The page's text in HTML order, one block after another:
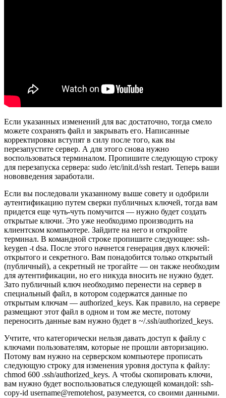
Если указанных изменений для вас достаточно, тогда смело
можете сохранять файл и закрывать его. Написанные
корректировки вступят в силу после того, как вы
перезапустите сервер. А для этого снова нужно
воспользоваться терминалом. Пропишите следующую строку
для перезапуска сервера: sudo /etc/init.d/ssh restart. Теперь ваши
нововведения заработали.
Если вы последовали указанному выше совету и одобрили
аутентификацию путем сверки публичных ключей, тогда вам
придется еще чуть-чуть помучится — нужно будет создать
открытые ключи. Это уже необходимо производить на
клиентском компьютере. Зайдите на него и откройте
терминал. В командной строке пропишите следующее: ssh-
keygen -t dsa. После этого начнется генерация двух ключей:
открытого и секретного. Вам понадобится только открытый
(публичный), а секретный не трогайте — он также необходим
для аутентификации, но его никуда вносить не нужно будет.
Зато публичный ключ необходимо перенести на сервер в
специальный файл, в котором содержатся данные по
открытым ключам — authorized_keys. Как правило, на сервере
размещают этот файл в одном и том же месте, потому
переносить данные вам нужно будет в ~/.ssh/authorized_keys.
Учтите, что категорически нельзя давать доступ к файлу с
ключами пользователям, которые не прошли авторизацию.
Потому вам нужно на серверском компьютере прописать
следующую строку для изменения уровня доступа к файлу:
chmod 600 .ssh/authorized_keys. А чтобы скопировать ключи,
вам нужно будет воспользоваться следующей командой: ssh-
copy-id username@remotehost, разумеется, со своими данными.